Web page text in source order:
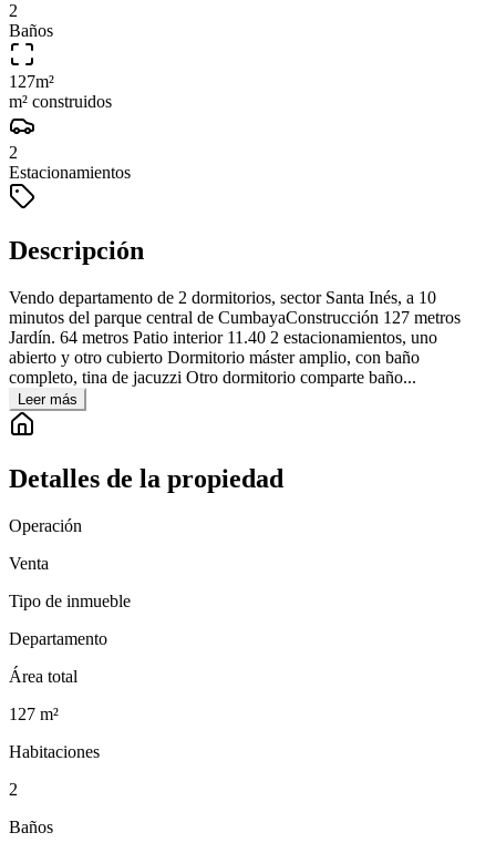
2
Baños
127m²
m² construidos
2
Estacionamientos
Descripción
Vendo departamento de 2 dormitorios, sector Santa Inés, a 10
minutos del parque central de CumbayaConstrucción 127 metros
Jardín. 64 metros Patio interior 11.40 2 estacionamientos, uno
abierto y otro cubierto Dormitorio máster amplio, con baño
completo, tina de jacuzzi Otro dormitorio comparte baño...
Leer más
Detalles de la propiedad
Operación
Venta
Tipo de inmueble
Departamento
Área total
127 m²
Habitaciones
2
Baños